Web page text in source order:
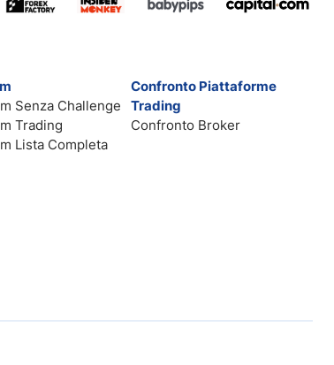
Senza Challenge
Trading
Lista Completa
Confronto Piattaforme
Trading
Confronto Broker